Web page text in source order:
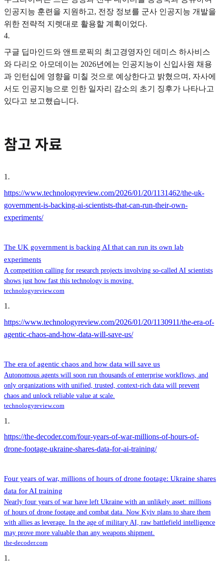
인공지능 훈련을 지원하고, 전장 정보를 군사 인공지능 개발을
위한 전략적 지렛대로 활용할 계획이었다.
4.
구글 딥마인드와 앤트로픽의 최고경영자인 데미스 하사비스
와 다리오 아모데이는 2026년에는 인공지능이 신입사원 채용
과 인턴십에 영향을 미칠 것으로 예상한다고 밝혔으며, 자사에
서도 인공지능으로 인한 일자리 감소의 초기 징후가 나타나고
있다고 보고했습니다.
참고 자료
1.
https://www.technologyreview.com/2026/01/20/1131462/the-uk-
government-is-backing-ai-scientists-that-can-run-their-own-
experiments/
The UK government is backing AI that can run its own lab
experiments
A competition calling for research projects involving so-called AI scientists
shows just how fast this technology is moving.
technologyreview.com
1 .
https://www.technologyreview.com/2026/01/20/1130911/the-era-of-
agentic-chaos-and-how-data-will-save-us/
The era of agentic chaos and how data will save us
Autonomous agents will soon run thousands of enterprise workflows, and
only organizations with unified, trusted, context-rich data will prevent
chaos and unlock reliable value at scale.
technologyreview.com
1 .
https://the-decoder.com/four-years-of-war-millions-of-hours-of-
drone-footage-ukraine-shares-data-for-ai-training/
Four years of war, millions of hours of drone footage: Ukraine shares
data for AI training
Nearly four years of war have left Ukraine with an unlikely asset: millions
of hours of drone footage and combat data. Now Kyiv plans to share them
with allies as leverage. In the age of military AI, raw battlefield intelligence
may prove more valuable than any weapons shipment.
the-decoder.com
1 .